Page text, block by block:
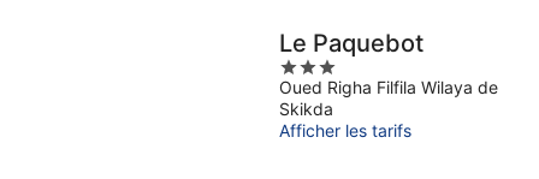
Le Paquebot
3
out
of
5
Oued Righa Filfila Wilaya de
Skikda
Afficher les tarifs